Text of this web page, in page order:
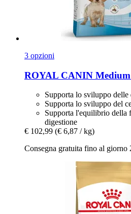
3 opzioni
ROYAL CANIN
Supporta lo sviluppo delle
Supporta lo sviluppo del
Supporta l'equilibrio della
digestione
€ 102,99 (€ 6,87 / kg)
Consegna gratuita fino al giorno